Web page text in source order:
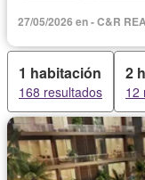
Vista panorámica
27/05/2026 en - C&R
1 habitación
168 resultados
2
12